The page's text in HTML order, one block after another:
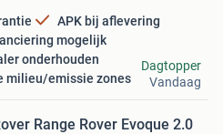
APK bij aflevering
mogelijk
onderhouden
milieu/emissie zones
Dagtopper
Vandaag
Range Rover Evoque 2.0